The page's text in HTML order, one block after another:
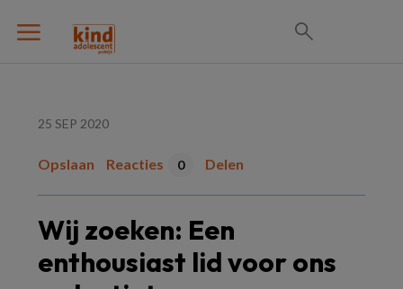
25 SEP 2020
Opslaan Reacties 0 Delen
Wij zoeken: Een
enthousiast lid voor ons